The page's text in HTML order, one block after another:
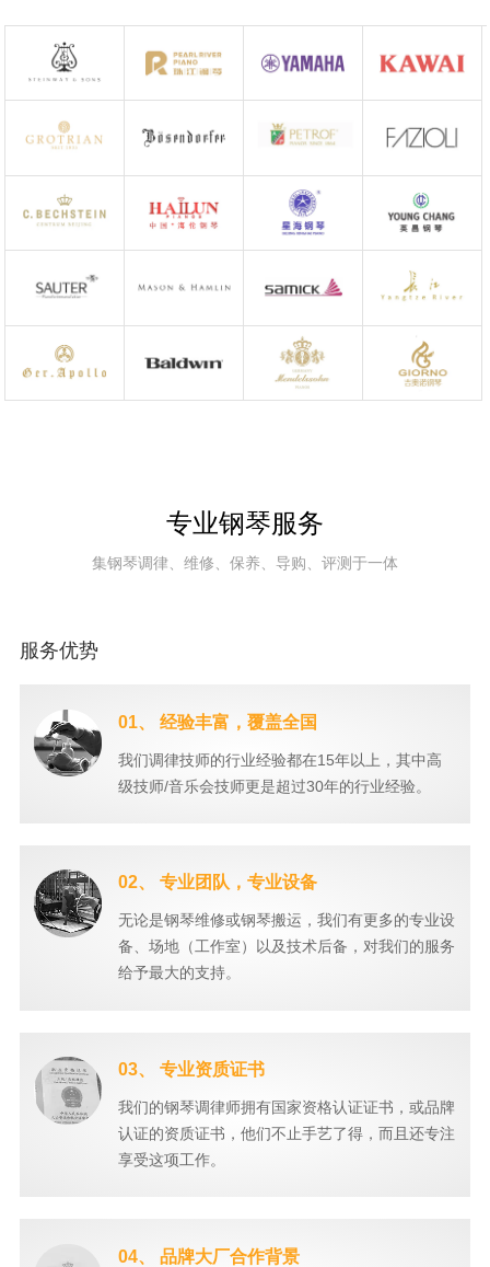
专业钢琴服务
集钢琴调律、维修、保养、导购、评测于一体
服务优势
01、 经验丰富，覆盖全国
我们调律技师的行业经验都在15年以上，其中高
级技师/音乐会技师更是超过30年的行业经验。
02、 专业团队，专业设备
无论是钢琴维修或钢琴搬运，我们有更多的专业设
备、场地（工作室）以及技术后备，对我们的服务
给予最大的支持。
03、 专业资质证书
我们的钢琴调律师拥有国家资格认证证书，或品牌
认证的资质证书，他们不止手艺了得，而且还专注
享受这项工作。
04、 品牌大厂合作背景